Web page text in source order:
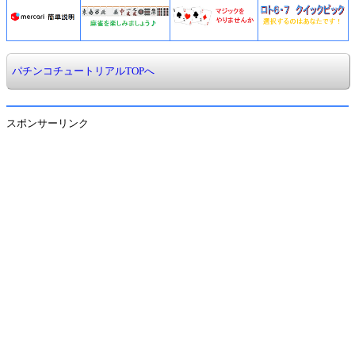
パチンコチュートリアルTOPへ
スポンサーリンク